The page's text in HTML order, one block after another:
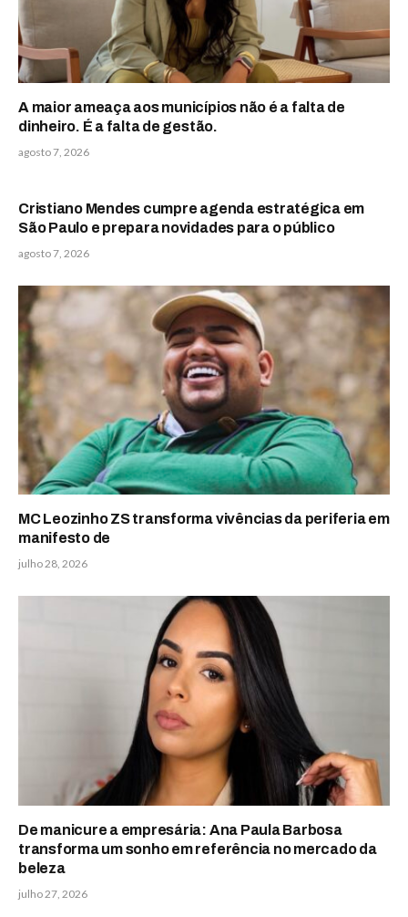
A maior ameaça aos municípios não é a falta de
dinheiro. É a falta de gestão.
agosto 7, 2026
Cristiano Mendes cumpre agenda estratégica em
São Paulo e prepara novidades para o público
agosto 7, 2026
MC Leozinho ZS transforma vivências da periferia em
manifesto de
julho 28, 2026
De manicure a empresária: Ana Paula Barbosa
transforma um sonho em referência no mercado da
beleza
julho 27, 2026